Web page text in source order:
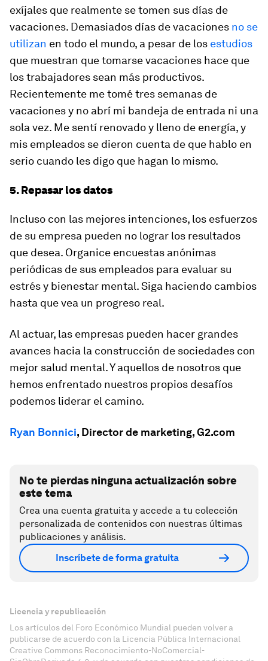
exíjales que realmente se tomen sus días de
vacaciones. Demasiados días de vacaciones no se
utilizan en todo el mundo, a pesar de los estudios
que muestran que tomarse vacaciones hace que
los trabajadores sean más productivos.
Recientemente me tomé tres semanas de
vacaciones y no abrí mi bandeja de entrada ni una
sola vez. Me sentí renovado y lleno de energía, y
mis empleados se dieron cuenta de que hablo en
serio cuando les digo que hagan lo mismo.
5. Repasar los datos
Incluso con las mejores intenciones, los esfuerzos
de su empresa pueden no lograr los resultados
que desea. Organice encuestas anónimas
periódicas de sus empleados para evaluar su
estrés y bienestar mental. Siga haciendo cambios
hasta que vea un progreso real.
Al actuar, las empresas pueden hacer grandes
avances hacia la construcción de sociedades con
mejor salud mental. Y aquellos de nosotros que
hemos enfrentado nuestros propios desafíos
podemos liderar el camino.
Ryan Bonnici, Director de marketing, G2.com
No te pierdas ninguna actualización sobre
este tema
Crea una cuenta gratuita y accede a tu colección
personalizada de contenidos con nuestras últimas
publicaciones y análisis.
Inscríbete de forma gratuita
Licencia y republicación
Los artículos del Foro Económico Mundial pueden volver a
publicarse de acuerdo con la Licencia Pública Internacional
Creative Commons Reconocimiento-NoComercial-